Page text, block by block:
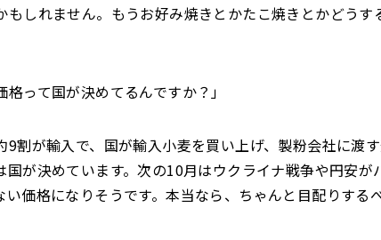
もしれません。もうお好み焼きとかたこ焼きとかどうす
格って国が決めてるんですか？」
9割が輸入で、国が輸入小麦を買い上げ、製粉会社に渡
国が決めています。次の10月はウクライナ戦争や円安が
い価格になりそうです。本当なら、ちゃんと目配りする